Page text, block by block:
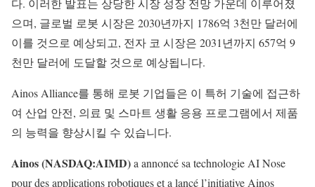
다. 이러한 발표는 상당한 시장 성장 전망 가운데 이루어졌
으며, 글로벌 로봇 시장은 2030년까지 1786억 3천만 달러에
이를 것으로 예상되고, 전자 코 시장은 2031년까지 657억 9
천만 달러에 도달할 것으로 예상됩니다.
Ainos Alliance를 통해 로봇 기업들은 이 특허 기술에 접근하
여 산업 안전, 의료 및 스마트 생활 응용 프로그램에서 제품
의 능력을 향상시킬 수 있습니다.
Ainos (NASDAQ:AIMD)a annoncé sa technologie AI Nose
pour des applications robotiques et a lancé l’initiative Ainos